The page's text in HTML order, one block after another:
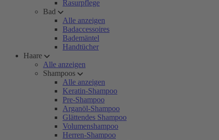
Rasurpflege
Bad
Alle anzeigen
Badaccessoires
Bademäntel
Handtücher
Haare
Alle anzeigen
Shampoos
Alle anzeigen
Keratin-Shampoo
Pre-Shampoo
Arganöl-Shampoo
Glättendes Shampoo
Volumenshampoo
Herren-Shampoo